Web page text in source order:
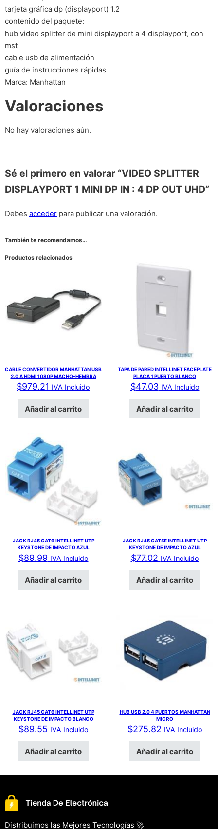
tarjeta gráfica dp (displayport) 1.2
contenido del paquete:
hub video splitter de mini displayport a 4 displayport, con
mst
cable usb de alimentación
guía de instrucciones rápidas
Marca: Manhattan
Valoraciones
No hay valoraciones aún.
Sé el primero en valorar “VIDEO SPLITTER
DISPLAYPORT 1 MINI DP IN : 4 DP OUT UHD”
Debes acceder para publicar una valoración.
También te recomendamos…
Productos relacionados
CABLE CONVERTIDOR MANHATTAN USB
2.0 A HDMI 1080P MACHO-HEMBRA
$979.21 IVA Incluido
Añadir al carrito
TAPA DE PARED INTELLINET FACEPLATE
PLACA 1 PUERTO BLANCO
$47.03 IVA Incluido
Añadir al carrito
JACK RJ45 CAT6 INTELLINET UTP
KEYSTONE DE IMPACTO AZUL
$89.99 IVA Incluido
Añadir al carrito
JACK RJ45 CAT5E INTELLINET UTP
KEYSTONE DE IMPACTO AZUL
$77.02 IVA Incluido
Añadir al carrito
JACK RJ45 CAT6 INTELLINET UTP
KEYSTONE DE IMPACTO BLANCO
$89.55 IVA Incluido
Añadir al carrito
HUB USB 2.0 4 PUERTOS MANHATTAN
MICRO
$275.82 IVA Incluido
Añadir al carrito
Distribuimos las Mejores Tecnologías 🚀